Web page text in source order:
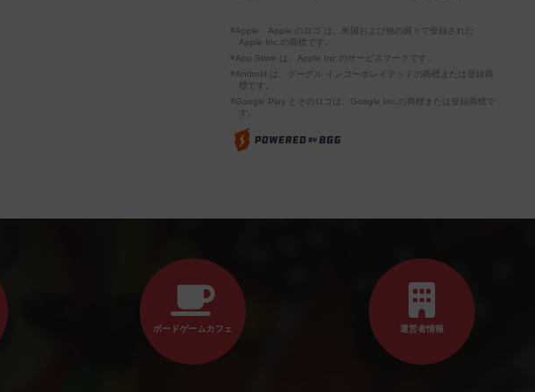
※Apple、Apple のロゴ は、米国および他の国々で登録された
Apple Inc.の商標です。
※App Store は、Apple Inc.のサービスマークです。
※Android は、グーグル インコーポレイテッドの商標または登録商
標です。
※Google Play とそのロゴは、Google Inc.の商標または登録商標で
す。
ボードゲームカフェ 運営者情報